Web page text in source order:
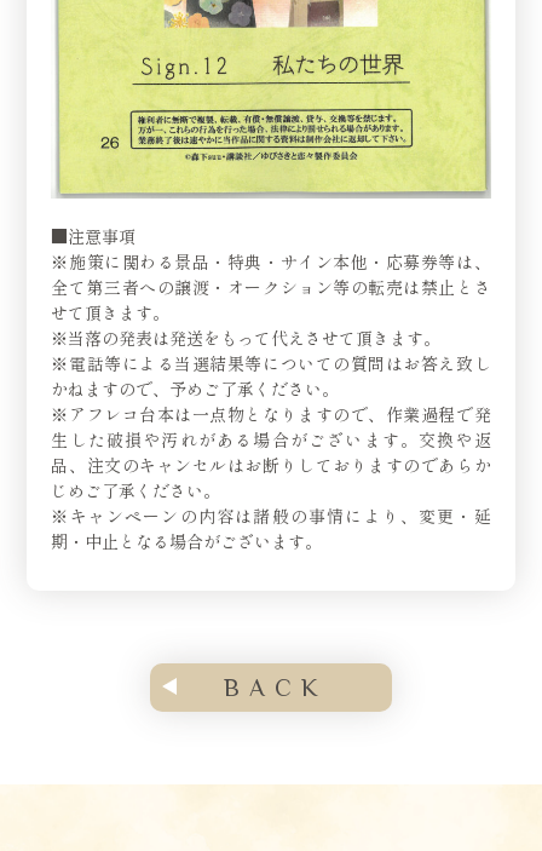
■注意事項
※施策に関わる景品・特典・サイン本他・応募券等は、
全て第三者への譲渡・オークション等の転売は禁止とさ
せて頂きます。
※当落の発表は発送をもって代えさせて頂きます。
※電話等による当選結果等についての質問はお答え致し
かねますので、予めご了承ください。
※アフレコ台本は一点物となりますので、作業過程で発
生した破損や汚れがある場合がございます。交換や返
品、注文のキャンセルはお断りしておりますのであらか
じめご了承ください。
※キャンペーンの内容は諸般の事情により、変更・延
期・中止となる場合がございます。
BACK